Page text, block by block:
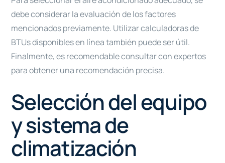
debe considerar la evaluación de los factores
mencionados previamente. Utilizar calculadoras de
BTUs disponibles en línea también puede ser útil.
Finalmente, es recomendable consultar con expertos
para obtener una recomendación precisa.
Selección del equipo
y sistema de
climatización